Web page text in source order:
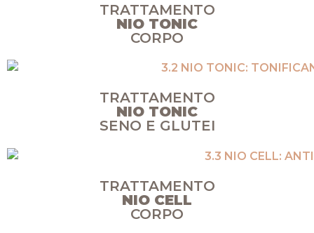
TRATTAMENTO
NIO TONIC
CORPO
TRATTAMENTO
NIO TONIC
SENO E GLUTEI
TRATTAMENTO
NIO CELL
CORPO